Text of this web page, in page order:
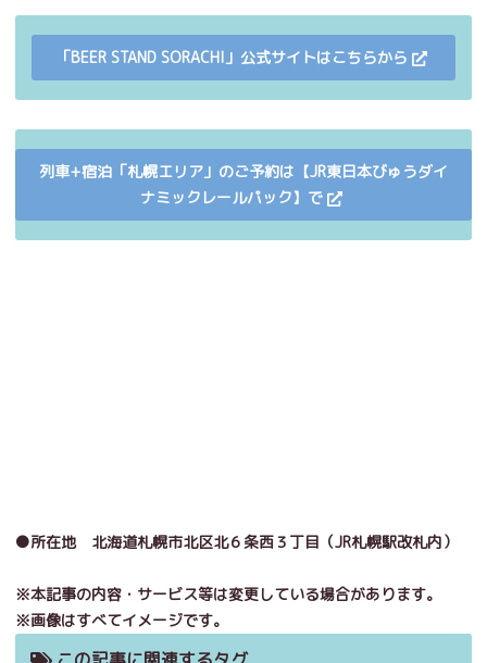
「BEER STAND SORACHI」公式サイトはこちらから
列車+宿泊「札幌エリア」のご予約は【JR東日本びゅうダイ
ナミックレールパック】で
●所在地 北海道札幌市北区北６条西３丁目（JR札幌駅改札内）
※本記事の内容・サービス等は変更している場合があります。
※画像はすべてイメージです。